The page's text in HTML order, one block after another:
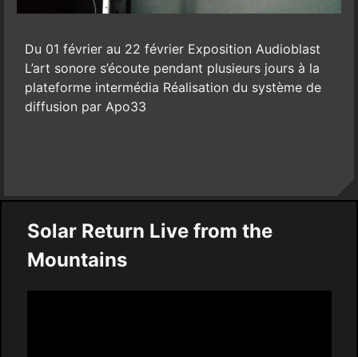
Du 01 février au 22 février Exposition Audioblast
L’art sonore s’écoute pendant plusieurs jours à la
plateforme intermédia Réalisation du système de
diffusion par Apo33
Solar Return Live from the
Mountains